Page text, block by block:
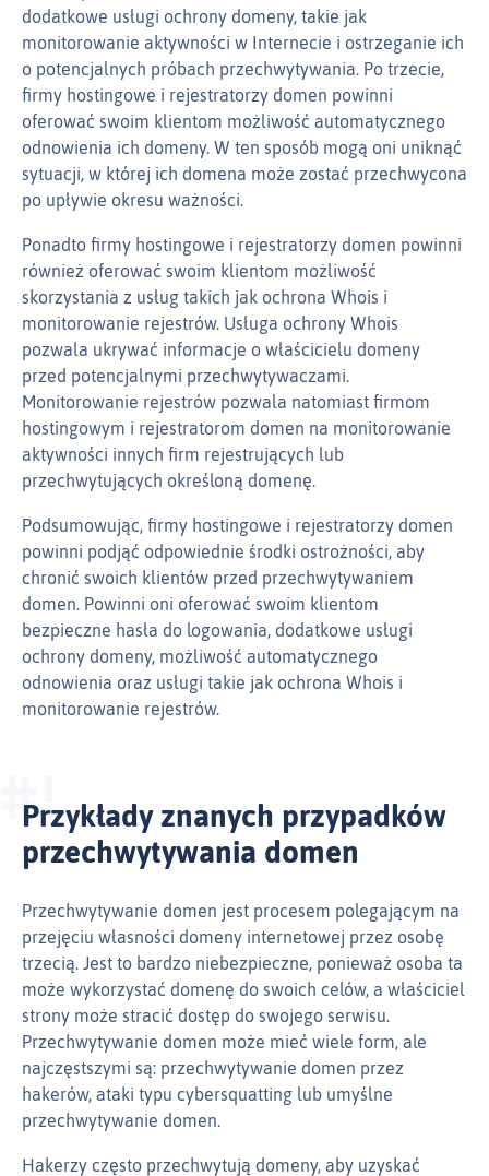
dodatkowe usługi ochrony domeny, takie jak
monitorowanie aktywności w Internecie i ostrzeganie ich
o potencjalnych próbach przechwytywania. Po trzecie,
firmy hostingowe i rejestratorzy domen powinni
oferować swoim klientom możliwość automatycznego
odnowienia ich domeny. W ten sposób mogą oni uniknąć
sytuacji, w której ich domena może zostać przechwycona
po upływie okresu ważności.
Ponadto firmy hostingowe i rejestratorzy domen powinni
również oferować swoim klientom możliwość
skorzystania z usług takich jak ochrona Whois i
monitorowanie rejestrów. Usługa ochrony Whois
pozwala ukrywać informacje o właścicielu domeny
przed potencjalnymi przechwytywaczami.
Monitorowanie rejestrów pozwala natomiast firmom
hostingowym i rejestratorom domen na monitorowanie
aktywności innych firm rejestrujących lub
przechwytujących określoną domenę.
Podsumowując, firmy hostingowe i rejestratorzy domen
powinni podjąć odpowiednie środki ostrożności, aby
chronić swoich klientów przed przechwytywaniem
domen. Powinni oni oferować swoim klientom
bezpieczne hasła do logowania, dodatkowe usługi
ochrony domeny, możliwość automatycznego
odnowienia oraz usługi takie jak ochrona Whois i
monitorowanie rejestrów.
Przykłady znanych przypadków
przechwytywania domen
Przechwytywanie domen jest procesem polegającym na
przejęciu własności domeny internetowej przez osobę
trzecią. Jest to bardzo niebezpieczne, ponieważ osoba ta
może wykorzystać domenę do swoich celów, a właściciel
strony może stracić dostęp do swojego serwisu.
Przechwytywanie domen może mieć wiele form, ale
najczęstszymi są: przechwytywanie domen przez
hakerów, ataki typu cybersquatting lub umyślne
przechwytywanie domen.
Hakerzy często przechwytują domeny, aby uzyskać